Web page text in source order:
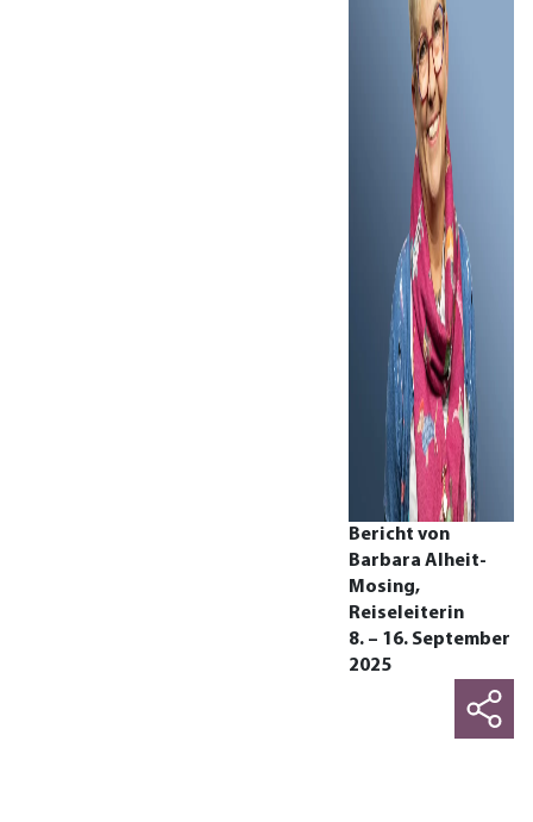
Bericht von
Barbara Alheit-
Mosing,
Reiseleiterin
8. – 16. September
2025